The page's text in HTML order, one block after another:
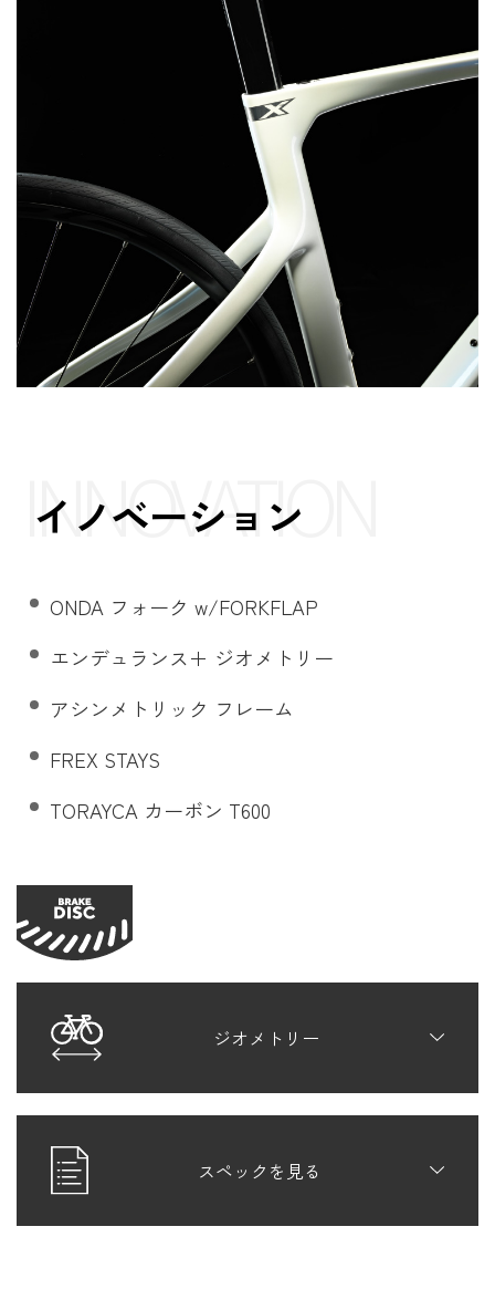
イノベーション
INNOVATION
ONDA フォーク w/FORKFLAP
エンデュランス＋ ジオメトリー
アシンメトリック フレーム
FREX STAYS
TORAYCA カーボン T600
ジオメトリー
スペックを見る